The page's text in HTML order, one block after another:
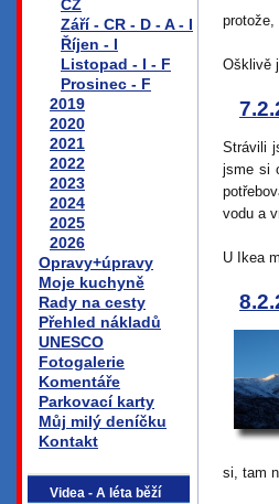
CZ
Září - CR - D - A - I
Říjen - I
Listopad - I - F
Prosinec - F
2019
2020
2021
2022
2023
2024
2025
2026
Opravy+úpravy
Moje kuchyně
Rady na cesty
Přehled nákladů
UNESCO
Fotogalerie
Komentáře
Parkovací karty
Můj milý deníčku
Kontakt
Videa - A léta běží
protože,
Ošklivě
Strávili
jsme si
vodu a
U Ikea
si, tam